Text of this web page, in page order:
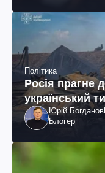
Політика
Росія прагне
український
Юрій Богданов
Блогер